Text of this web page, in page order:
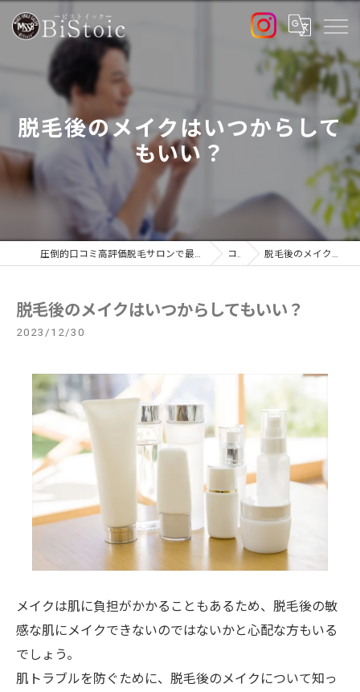
脱毛後のメイクはいつからして
もいい？
圧倒的口コミ高評価脱毛サロンで最新高出力マシン導入店のBiStoic-ビストイック- コラム 脱毛後のメイクはいつからしてもいい？
脱毛後のメイクはいつからしてもいい？
2023/12/30
メイクは肌に負担がかかることもあるため、脱毛後の敏
感な肌にメイクできないのではないかと心配な方もいる
でしょう。
肌トラブルを防ぐために、脱毛後のメイクについて知っ